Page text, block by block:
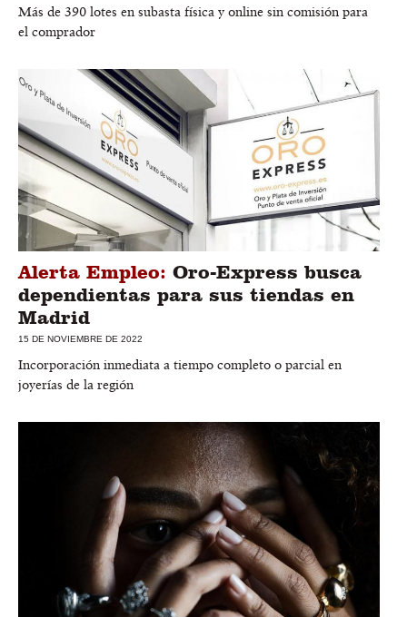
Más de 390 lotes en subasta física y online sin comisión para
el comprador
Alerta Empleo: Oro-Express busca
dependientas para sus tiendas en
Madrid
15 DE NOVIEMBRE DE 2022
Incorporación inmediata a tiempo completo o parcial en
joyerías de la región